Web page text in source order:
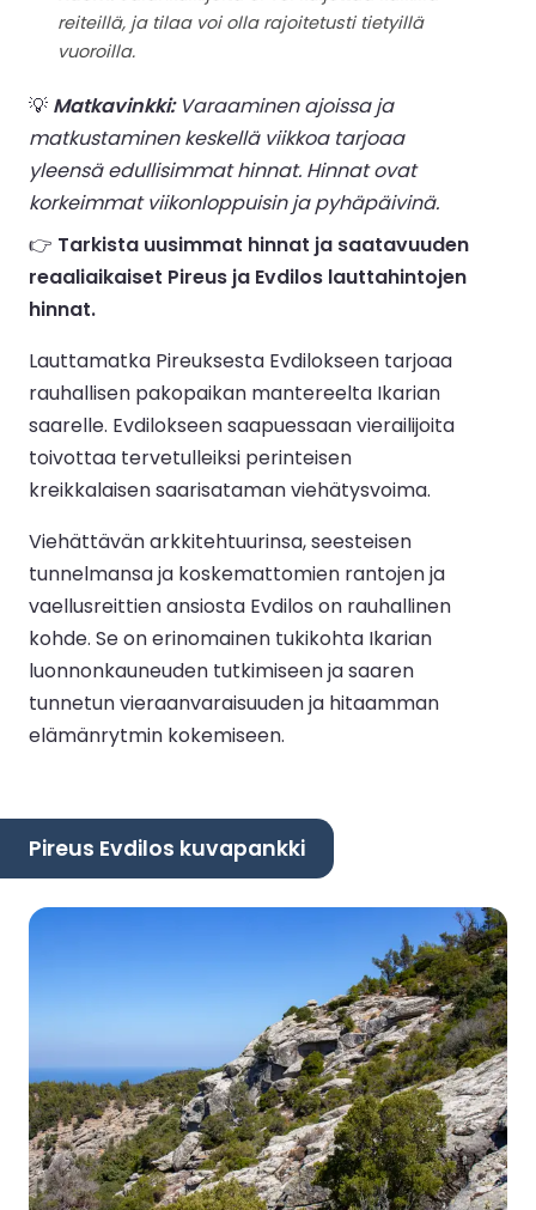
reiteillä, ja tilaa voi olla rajoitetusti tietyillä
vuoroilla.
💡 Matkavinkki:Varaaminen ajoissa ja
matkustaminen keskellä viikkoa tarjoaa
yleensä edullisimmat hinnat. Hinnat ovat
korkeimmat viikonloppuisin ja pyhäpäivinä.
👉 Tarkista uusimmat hinnat ja saatavuuden
reaaliaikaiset Pireus ja Evdilos lauttahintojen
hinnat.
Lauttamatka Pireuksesta Evdilokseen tarjoaa
rauhallisen pakopaikan mantereelta Ikarian
saarelle. Evdilokseen saapuessaan vierailijoita
toivottaa tervetulleiksi perinteisen
kreikkalaisen saarisataman viehätysvoima.
Viehättävän arkkitehtuurinsa, seesteisen
tunnelmansa ja koskemattomien rantojen ja
vaellusreittien ansiosta Evdilos on rauhallinen
kohde. Se on erinomainen tukikohta Ikarian
luonnonkauneuden tutkimiseen ja saaren
tunnetun vieraanvaraisuuden ja hitaamman
elämänrytmin kokemiseen.
Pireus Evdilos kuvapankki